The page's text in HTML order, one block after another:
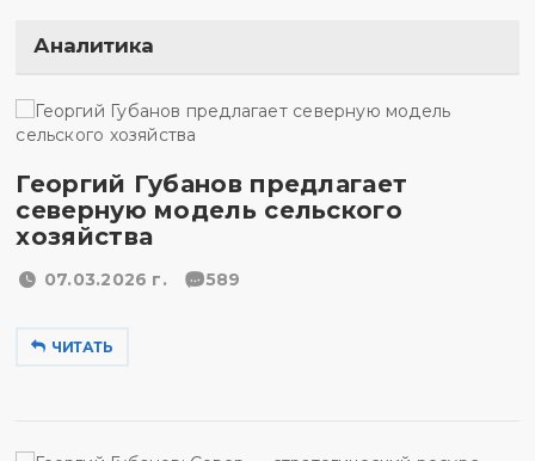
Аналитика
Георгий Губанов предлагает
северную модель сельского
хозяйства
07.03.2026 г. 589
ЧИТАТЬ